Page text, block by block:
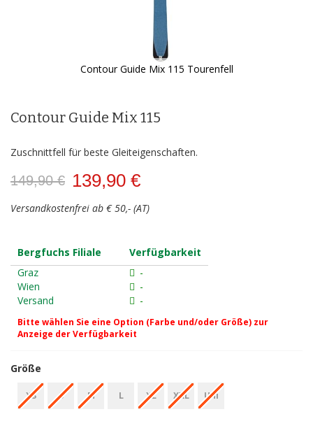
Contour Guide Mix 115 Tourenfell
der
Contour Guide Mix 115
Zuschnittfell für beste Gleiteigenschaften.
149,90 € 139,90 €
Versandkostenfrei ab € 50,- (AT)
Bergfuchs Filiale
Verfügbarkeit
Graz
-
Wien
-
Versand
-
Bitte wählen Sie eine Option (Farbe und/oder Größe) zur
Anzeige der Verfügbarkeit
Größe
XS S M L XL XXL Uni